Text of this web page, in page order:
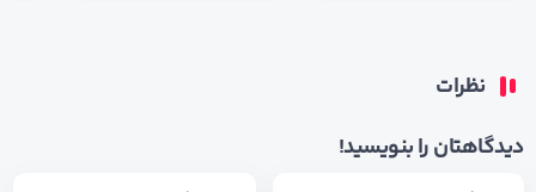
نظرات
دیدگاهتان را بنویسید!